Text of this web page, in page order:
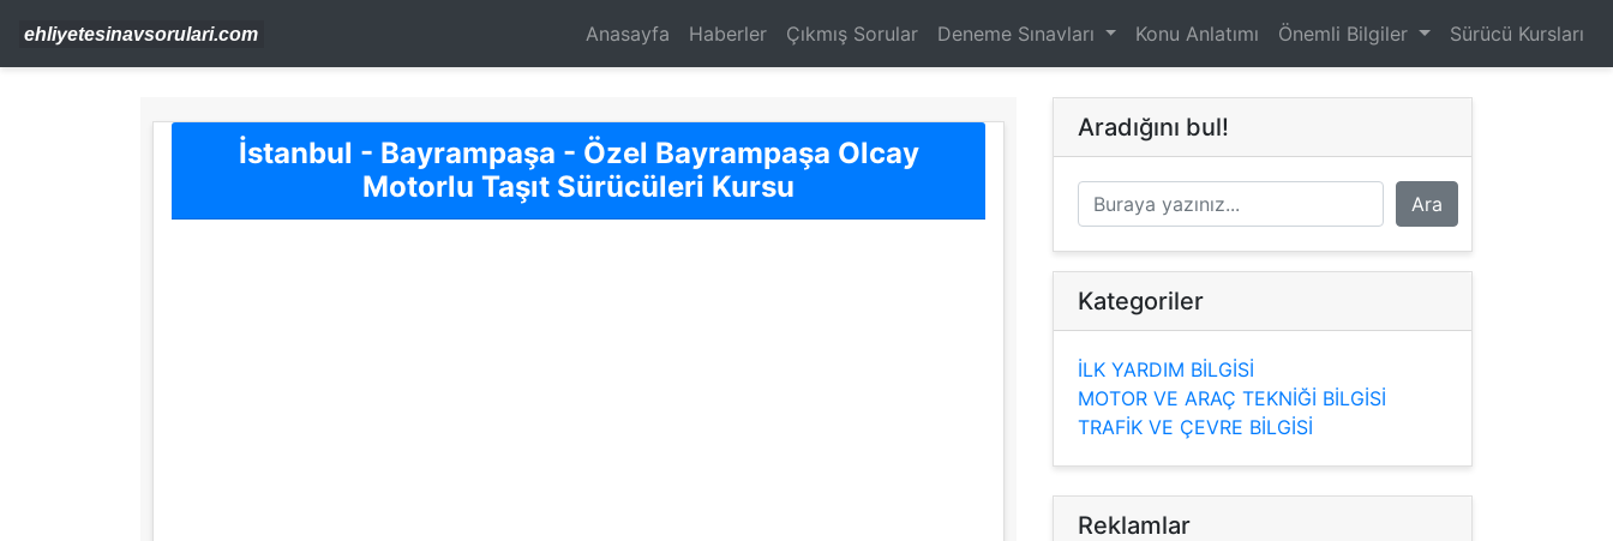
Anasayfa Haberler Çıkmış Sorular Deneme Sınavları Konu Anlatımı Önemli Bilgiler Sürücü Kursları
İstanbul - Bayrampaşa - Özel Bayrampaşa Olcay
Motorlu Taşıt Sürücüleri Kursu
Aradığını bul!
Kategoriler
İLK YARDIM BİLGİSİ
MOTOR VE ARAÇ TEKNİĞİ BİLGİSİ
TRAFİK VE ÇEVRE BİLGİSİ
Reklamlar